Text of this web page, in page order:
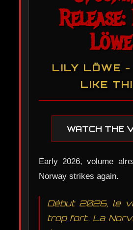
Löwe
LILY LÖWE
LIKE
WATCH THE
Early 2026, volume
Norway strikes again.
Début 2026, le
trop fort. La